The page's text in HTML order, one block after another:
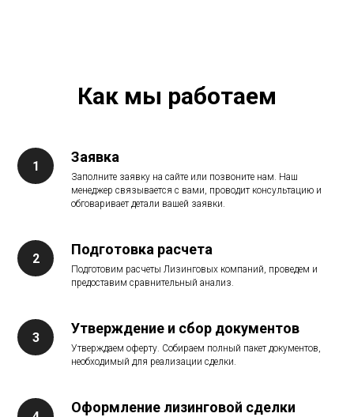
Как мы работаем
Заявка
Заполните заявку на сайте или позвоните нам. Наш
менеджер связывается с вами, проводит консультацию и
обговаривает детали вашей заявки.
Подготовка расчета
Подготовим расчеты Лизинговых компаний, проведем и
предоставим сравнительный анализ.
Утверждение и сбор документов
Утверждаем оферту. Собираем полный пакет документов,
необходимый для реализации сделки.
Оформление лизинговой сделки